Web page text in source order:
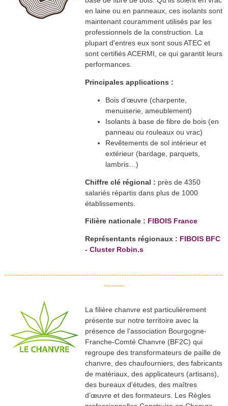
en laine ou en panneaux, ces isolants sont
maintenant couramment utilisés par les
professionnels de la construction. La
plupart d'entres eux sont sous ATEC et
sont certifiés ACERMI, ce qui garantit leurs
performances.
Principales applications :
Bois d’œuvre (charpente,
menuiserie, ameublement)
Isolants à base de fibre de bois (en
panneau ou rouleaux ou vrac)
Revêtements de sol intérieur et
extérieur (bardage, parquets,
lambris…)
Chiffre clé régional : près de 4350
salariés répartis dans plus de 1000
établissements.
Filière nationale : FIBOIS France
Représentants régionaux : FIBOIS BFC
- Cluster Robin.s
--------------------------------------------------------------------------------------
--------
La filière chanvre est particulièrement
présente sur notre territoire avec la
présence de l’association Bourgogne-
Franche-Comté Chanvre (BF2C) qui
regroupe des transformateurs de paille de
chanvre, des chaufourniers, des fabricants
de matériaux, des applicateurs (artisans),
des bureaux d’études, des maîtres
d’œuvre et des formateurs. Les Règles